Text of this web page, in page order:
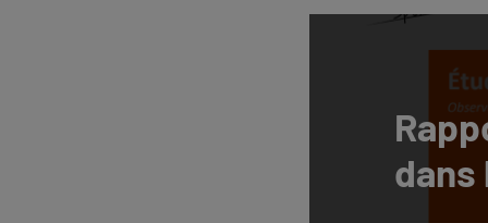
dans